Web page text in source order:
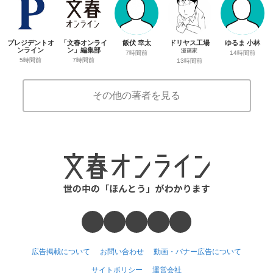
プレジデントオ
ンライン
5時間前
「文春オンライ
ン」編集部
7時間前
飯伏 幸太
7時間前
ドリヤス工場
漫画家
13時間前
ゆるま 小林
14時間前
その他の著者を見る
広告掲載について お問い合わせ 動画・バナー広告について
サイトポリシー 運営会社